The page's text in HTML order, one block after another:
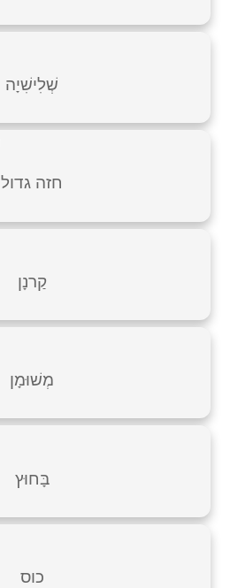
שְׁלִישִׁיָה
חזה גדול
קַרנָן
מְשׁוּמָן
בָּחוּץ
כוס